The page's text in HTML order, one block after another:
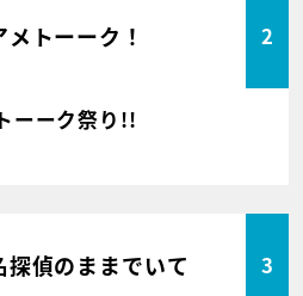
メトーーク！ 2
ーーク祭り!!
探偵のままでいて 3